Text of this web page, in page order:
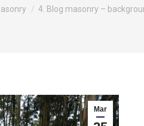
4. Blog masonry –
Mar